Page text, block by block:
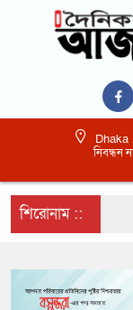
Dhaka
নিবন্ধন
শিরোনাম ::